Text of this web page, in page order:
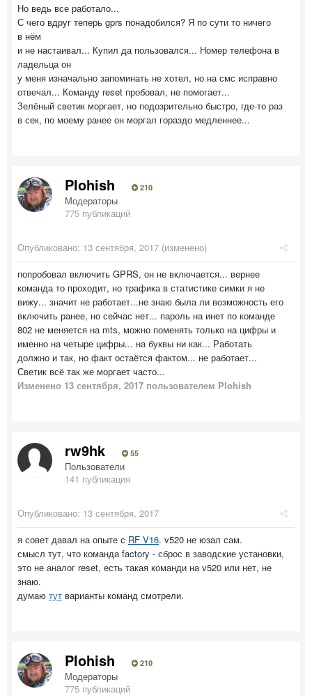
Но ведь все работало...
С чего вдруг теперь gprs понадобился? Я по сути то ничего
в нём
и не настаивал... Купил да пользовался... Номер телефона в
ладельца он
у меня изначально запоминать не хотел, но на смс исправно
отвечал... Команду reset пробовал, не помогает...
Зелёный светик моргает, но подозрительно быстро, где-то раз
в сек, по моему ранее он моргал гораздо медленнее...
Plohish 210
Модераторы
775 публикаций
Опубликовано: 13 сентября, 2017 (изменено)
попробовал включить GPRS, он не включается... вернее
команда то проходит, но трафика в статистике симки я не
вижу... значит не работает...не знаю была ли возможность его
включить ранее, но сейчас нет... пароль на инет по команде
802 не меняется на mts, можно поменять только на цифры и
именно на четыре цифры... на буквы ни как... Работать
должно и так, но факт остаётся фактом... не работает...
Светик всё так же моргает часто...
Изменено 13 сентября, 2017 пользователем Plohish
rw9hk 55
Пользователи
141 публикация
Опубликовано: 13 сентября, 2017
я совет давал на опыте с RF V16. v520 не юзал сам.
смысл тут, что команда factory - сброс в заводские установки,
это не аналог reset, есть такая команди на v520 или нет, не
знаю.
думаю тут варианты команд смотрели.
Plohish 210
Модераторы
775 публикаций